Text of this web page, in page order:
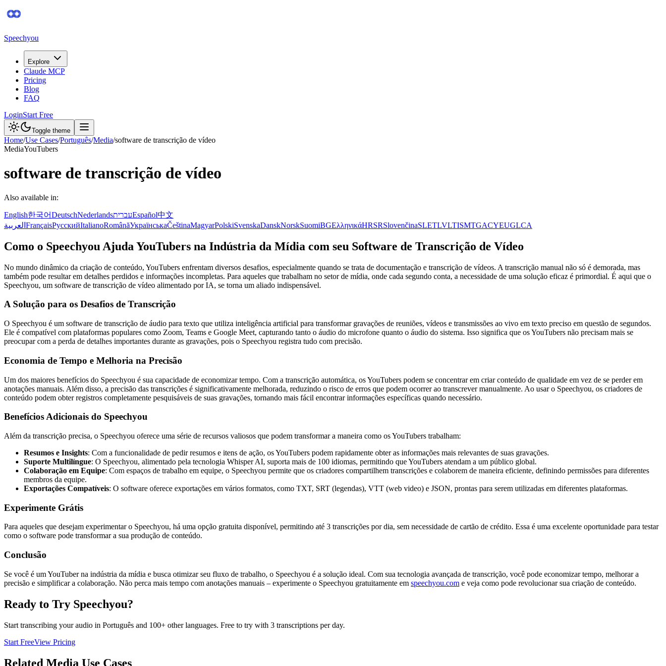
Speechyou
Explore
Claude MCP
Pricing
Blog
FAQ
LoginStart Free
Toggle theme
Home/Use Cases/Português/Media/software de transcrição de vídeo
MediaYouTubers
software de transcrição de vídeo
Also available in:
English한국어DeutschNederlandsעבריתEspañol中文
العربية FrançaisРусскийItalianoRomânăУкраїнськаČeštinaMagyarPolskiSvenskaDanskNorskSuomiBGΕλληνικάHRSRSlovenčinaSLETLVLTISMTGACYEUGLCA
Como o Speechyou Ajuda YouTubers na Indústria da Mídia com seu Software de Transcrição de Vídeo
No mundo dinâmico da criação de conteúdo, YouTubers enfrentam diversos desafios, especialmente quando se trata de documentação e transcrição de vídeos. A transcrição manual não só é demorada, mas
também pode resultar em detalhes perdidos e informações incompletas. Para aqueles que trabalham no setor de mídia, onde cada segundo conta, a necessidade de uma solução eficaz é primordial. É aqui que o
Speechyou, um software de transcrição de vídeo alimentado por IA, se torna um aliado indispensável.
A Solução para os Desafios de Transcrição
O Speechyou é um software de transcrição de áudio para texto que utiliza inteligência artificial para transformar gravações de reuniões, vídeos e transmissões ao vivo em texto preciso em questão de segundos.
Ele é compatível com plataformas populares como Zoom, Teams e Google Meet, capturando tanto o áudio do microfone quanto o áudio do sistema. Isso significa que os YouTubers não precisam mais se
preocupar com a perda de detalhes importantes durante as gravações, pois o Speechyou registra tudo com precisão.
Economia de Tempo e Melhoria na Precisão
Um dos maiores benefícios do Speechyou é sua capacidade de economizar tempo. Com a transcrição automática, os YouTubers podem se concentrar em criar conteúdo de qualidade em vez de se perder em
anotações manuais. Além disso, a precisão das transcrições é significativamente melhorada, reduzindo o risco de erros que podem ocorrer ao transcrever manualmente. Ao usar o Speechyou, os criadores de
conteúdo podem obter registros completamente pesquisáveis de suas gravações, tornando mais fácil encontrar informações específicas quando necessário.
Benefícios Adicionais do Speechyou
Além da transcrição precisa, o Speechyou oferece uma série de recursos valiosos que podem transformar a maneira como os YouTubers trabalham:
Resumos e Insights: Com a funcionalidade de pedir resumos e itens de ação, os YouTubers podem rapidamente obter as informações mais relevantes de suas gravações.
Suporte Multilíngue: O Speechyou, alimentado pela tecnologia Whisper AI, suporta mais de 100 idiomas, permitindo que YouTubers atendam a um público global.
Colaboração em Equipe: Com espaços de trabalho em equipe, o Speechyou permite que os criadores compartilhem transcrições e colaborem de maneira eficiente, definindo permissões para diferentes
membros da equipe.
Exportações Compatíveis: O software oferece exportações em vários formatos, como TXT, SRT (legendas), VTT (web video) e JSON, prontas para serem utilizadas em diferentes plataformas.
Experimente Grátis
Para aqueles que desejam experimentar o Speechyou, há uma opção gratuita disponível, permitindo até 3 transcrições por dia, sem necessidade de cartão de crédito. Essa é uma excelente oportunidade para testar
como o software pode transformar a sua produção de conteúdo.
Conclusão
Se você é um YouTuber na indústria da mídia e busca otimizar seu fluxo de trabalho, o Speechyou é a solução ideal. Com sua tecnologia avançada de transcrição, você pode economizar tempo, melhorar a
precisão e simplificar a colaboração. Não perca mais tempo com anotações manuais – experimente o Speechyou gratuitamente em speechyou.com e veja como pode revolucionar sua criação de conteúdo.
Ready to Try Speechyou?
Start transcribing your audio in Português and 100+ other languages. Free to try with 3 transcriptions per day.
Start FreeView Pricing
Related Media Use Cases